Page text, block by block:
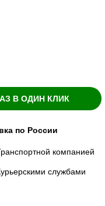
В ОДИН КЛИК
по России
компанией
службами